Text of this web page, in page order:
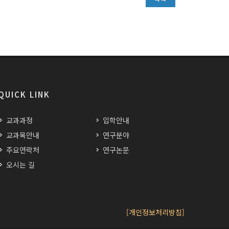
LINK
교과과정
교과목안내
주요연락처
오시는 길
입학안내
연구분야
연구논문
[개인정보처리방침]